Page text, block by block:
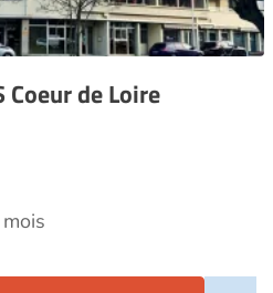
Coeur de Loire